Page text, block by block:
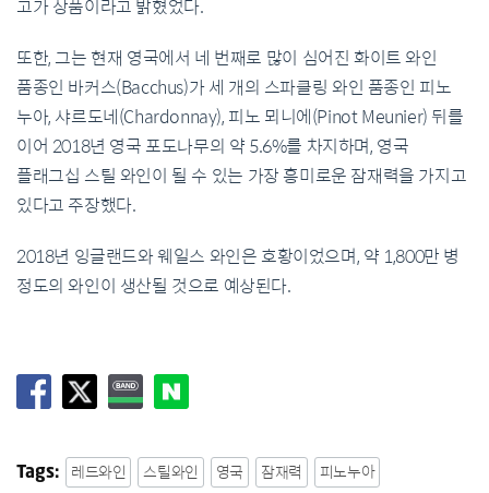
고가 상품이라고 밝혔었다.
또한,그는 현재 영국에서 네 번째로 많이 심어진 화이트 와인
품종인 바커스(Bacchus)가 세 개의 스파클링 와인 품종인 피노
누아, 샤르도네 (Chardonnay), 피노 뫼니에 (Pinot Meunier) 뒤를
이어 2018년 영국 포도나무의 약 5.6%를 차지하며, 영국
플래그십 스틸 와인이 될 수 있는 가장 흥미로운 잠재력을 가지고
있다고 주장했다.
2018년 잉글랜드와웨일스 와인은 호황이었으며, 약 1,800만 병
정도의 와인이 생산될 것으로 예상된다.
Tags: 레드와인 스틸와인 영국 잠재력 피노누아